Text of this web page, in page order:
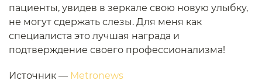
пациенты, увидев в зеркале свою новую улыбку,
не могут сдержать слезы. Для меня как
специалиста это лучшая награда и
подтверждение своего профессионализма!
Источник — Metronews